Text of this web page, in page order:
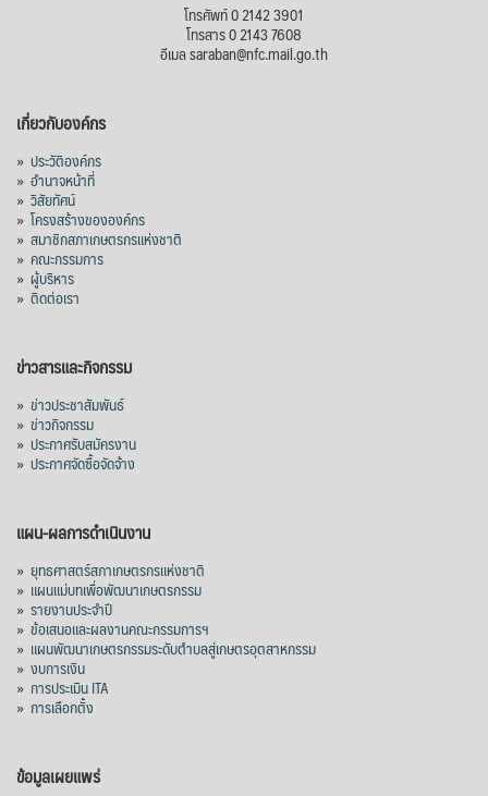
โทรศัพท์ 0 2142 3901
โทรสาร 0 2143 7608
อีเมล saraban@nfc.mail.go.th
เกี่ยวกับองค์กร
» ประวัติองค์กร
» อำนาจหน้าที่
» วิสัยทัศน์
» โครงสร้างขององค์กร
» สมาชิกสภาเกษตรกรแห่งชาติ
» คณะกรรมการ
» ผู้บริหาร
» ติดต่อเรา
ข่าวสารและกิจกรรม
» ข่าวประชาสัมพันธ์
» ข่าวกิจกรรม
» ประกาศรับสมัครงาน
» ประกาศจัดซื้อจัดจ้าง
แผน-ผลการดำเนินงาน
» ยุทธศาสตร์สภาเกษตรกรแห่งชาติ
» แผนแม่บทเพื่อพัฒนาเกษตรกรรม
» รายงานประจำปี
» ข้อเสนอและผลงานคณะกรรมการฯ
» แผนพัฒนาเกษตรกรรมระดับตำบลสู่เกษตรอุตสาหกรรม
» งบการเงิน
» การประเมิน ITA
» การเลือกตั้ง
ข้อมูลเผยแพร่